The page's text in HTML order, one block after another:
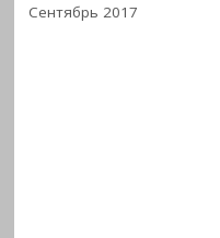
Сентябрь 2017